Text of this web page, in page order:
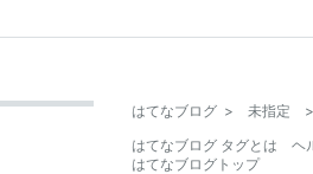
はてなブログ > 未指定 >
はてなブログ タグとは
ヘ
はてなブログトップ